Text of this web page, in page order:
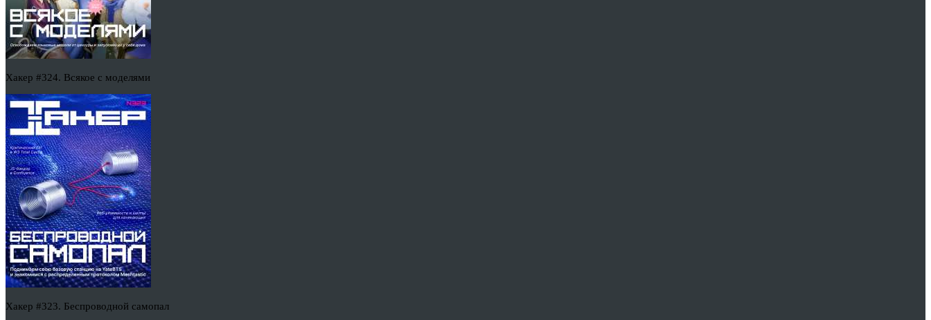
Хакер #324. Всякое с моделями
Хакер #323. Беспроводной самопал